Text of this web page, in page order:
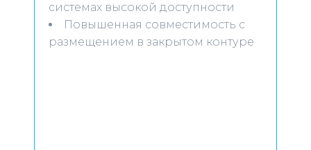
системах высокой доступности
Повышенная совместимость с
размещением в закрытом контуре